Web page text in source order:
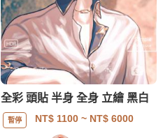
全彩 頭貼 半身 全身 立繪 黑白
暫停 NT$ 1100~ NT$ 6000